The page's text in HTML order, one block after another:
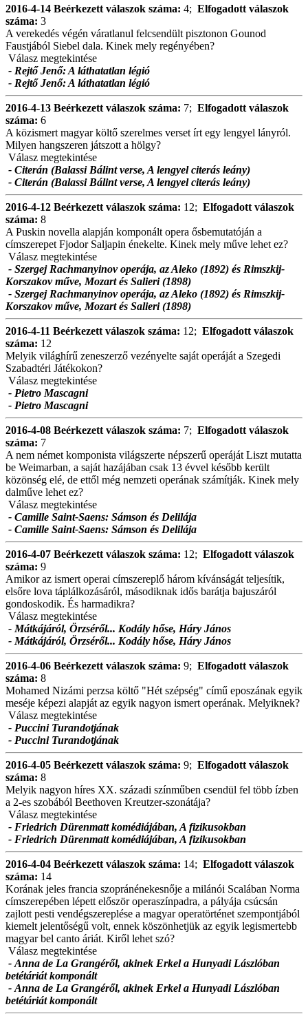
2016-4-14 Beérkezett válaszok száma: 4; Elfogadott válaszok
száma: 3
A verekedés végén váratlanul felcsendült pisztonon Gounod
Faustjából Siebel dala. Kinek mely regényében?
Válasz megtekintése
- Rejtő Jenő: A láthatatlan légió
- Rejtő Jenő: A láthatatlan légió
2016-4-13 Beérkezett válaszok száma: 7; Elfogadott válaszok
száma: 6
A közismert magyar költő szerelmes verset írt egy lengyel lányról.
Milyen hangszeren játszott a hölgy?
Válasz megtekintése
- Citerán (Balassi Bálint verse, A lengyel citerás leány)
- Citerán (Balassi Bálint verse, A lengyel citerás leány)
2016-4-12 Beérkezett válaszok száma: 12; Elfogadott válaszok
száma: 8
A Puskin novella alapján komponált opera ősbemutatóján a
címszerepet Fjodor Saljapin énekelte. Kinek mely műve lehet ez?
Válasz megtekintése
- Szergej Rachmanyinov operája, az Aleko (1892) és Rimszkij-
Korszakov műve, Mozart és Salieri (1898)
- Szergej Rachmanyinov operája, az Aleko (1892) és Rimszkij-
Korszakov műve, Mozart és Salieri (1898)
2016-4-11 Beérkezett válaszok száma: 12; Elfogadott válaszok
száma: 12
Melyik világhírű zeneszerző vezényelte saját operáját a Szegedi
Szabadtéri Játékokon?
Válasz megtekintése
- Pietro Mascagni
- Pietro Mascagni
2016-4-08 Beérkezett válaszok száma: 7; Elfogadott válaszok
száma: 7
A nem német komponista világszerte népszerű operáját Liszt mutatta
be Weimarban, a saját hazájában csak 13 évvel később került
közönség elé, de ettől még nemzeti operának számítják. Kinek mely
dalműve lehet ez?
Válasz megtekintése
- Camille Saint-Saens: Sámson és Delilája
- Camille Saint-Saens: Sámson és Delilája
2016-4-07 Beérkezett válaszok száma: 12; Elfogadott válaszok
száma: 9
Amikor az ismert operai címszereplő három kívánságát teljesítik,
elsőre lova táplálkozásáról, másodiknak idős barátja bajuszáról
gondoskodik. És harmadikra?
Válasz megtekintése
- Mátkájáról, Örzséről... Kodály hőse, Háry János
- Mátkájáról, Örzséről... Kodály hőse, Háry János
2016-4-06 Beérkezett válaszok száma: 9; Elfogadott válaszok
száma: 8
Mohamed Nizámi perzsa költő "Hét szépség" című eposzának egyik
meséje képezi alapját az egyik nagyon ismert operának. Melyiknek?
Válasz megtekintése
- Puccini Turandotjának
- Puccini Turandotjának
2016-4-05 Beérkezett válaszok száma: 9; Elfogadott válaszok
száma: 8
Melyik nagyon híres XX. századi színműben csendül fel több ízben
a 2-es szobából Beethoven Kreutzer-szonátája?
Válasz megtekintése
- Friedrich Dürenmatt komédiájában, A fizikusokban
- Friedrich Dürenmatt komédiájában, A fizikusokban
2016-4-04 Beérkezett válaszok száma: 14; Elfogadott válaszok
száma: 14
Korának jeles francia szopránénekesnője a milánói Scalában Norma
címszerepében lépett először operaszínpadra, a pályája csúcsán
zajlott pesti vendégszereplése a magyar operatörténet szempontjából
kiemelt jelentőségű volt, ennek köszönhetjük az egyik legismertebb
magyar bel canto áriát. Kiről lehet szó?
Válasz megtekintése
- Anna de La Grangéről, akinek Erkel a Hunyadi Lászlóban
betétáriát komponált
- Anna de La Grangéről, akinek Erkel a Hunyadi Lászlóban
betétáriát komponált